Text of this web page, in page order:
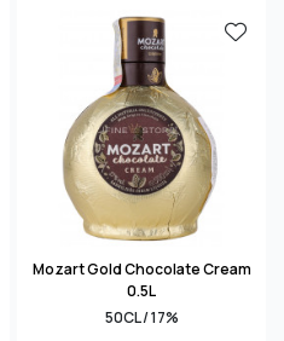
Mozart Gold Chocolate Cream
0.5L
50CL / 17%